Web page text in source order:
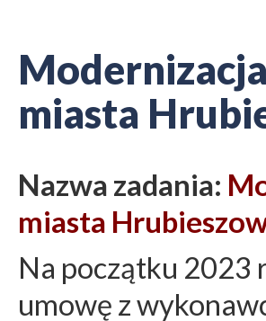
miasta
Nazwa zadania:
miasta
Na początku 2023
umowę z